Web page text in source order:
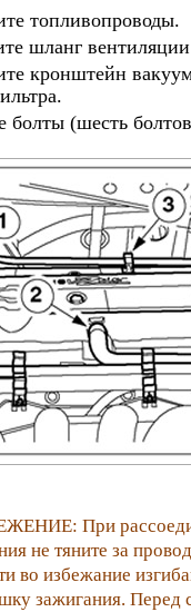
топливопроводы.
шланг вентиляции
кронштейн
болты (шесть
При
не тяните за
во избежание
зажигания. Перед